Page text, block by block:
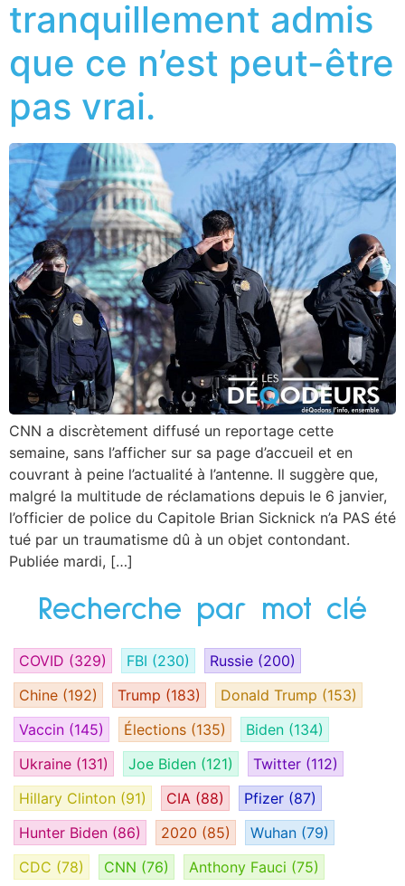
tranquillement admis
que ce n’est peut-être
pas vrai.
CNN a discrètement diffusé un reportage cette
semaine, sans l’afficher sur sa page d’accueil et en
couvrant à peine l’actualité à l’antenne. Il suggère que,
malgré la multitude de réclamations depuis le 6 janvier,
l’officier de police du Capitole Brian Sicknick n’a PAS été
tué par un traumatisme dû à un objet contondant.
Publiée mardi, […]
Recherche par mot clé
COVID (329) FBI (230) Russie (200)
Chine (192) Trump (183) Donald Trump (153)
Vaccin (145) Élections (135) Biden (134)
Ukraine (131) Joe Biden (121) Twitter (112)
Hillary Clinton (91) CIA (88) Pfizer (87)
Hunter Biden (86) 2020 (85) Wuhan (79)
CDC (78) CNN (76) Anthony Fauci (75)